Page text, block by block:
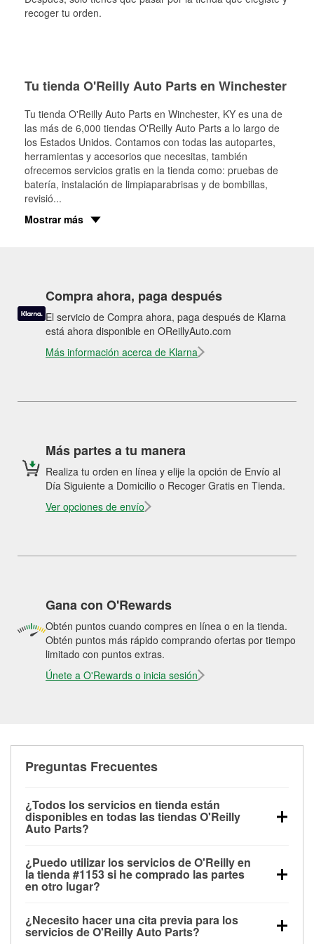
recoger tu orden.
Tu tienda O'Reilly Auto Parts en Winchester
Tu tienda O'Reilly Auto Parts en Winchester, KY es una de
las más de 6,000 tiendas O'Reilly Auto Parts a lo largo de
los Estados Unidos. Contamos con todas las autopartes,
herramientas y accesorios que necesitas, también
ofrecemos servicios gratis en la tienda como: pruebas de
batería, instalación de limpiaparabrisas y de bombillas,
revisió...
Mostrar más
Compra ahora, paga después
El servicio de Compra ahora, paga después de Klarna
está ahora disponible en OReillyAuto.com
Más información acerca de Klarna
Más partes a tu manera
Realiza tu orden en línea y elije la opción de Envío al
Día Siguiente a Domicilio o Recoger Gratis en Tienda.
Ver opciones de envío
Gana con O'Rewards
Obtén puntos cuando compres en línea o en la tienda.
Obtén puntos más rápido comprando ofertas por tiempo
limitado con puntos extras.
Únete a O'Rewards o inicia sesión
Preguntas Frecuentes
¿Todos los servicios en tienda están
disponibles en todas las tiendas O'Reilly
Auto Parts?
las pruebas de batería, pruebas de alternador y
motor de arranque, revisión de la luz “Check Engine”
con O'Reilly VeriScan® e instalación de
limpiaparabrisas o bombillas, están disponibles en
todas las tiendas O'Reilly Auto Parts. La tienda
¿Puedo utilizar los servicios de O'Reilly en
la tienda #1153 si he comprado las partes
en otro lugar?
de O'Reilly Auto Parts que estén disponibles en la
¿Necesito hacer una cita previa para los
servicios de O'Reilly Auto Parts?